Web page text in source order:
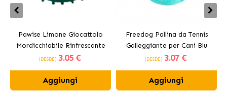
Pawise Limone Giocattolo
Mordicchiabile Rinfrescante
per Cani 12 cm
(DESDE) 3.05 €
Aggiungi
Freedog Pallina da Tennis
Galleggiante per Cani Blu
(DESDE) 3.07 €
Aggiungi